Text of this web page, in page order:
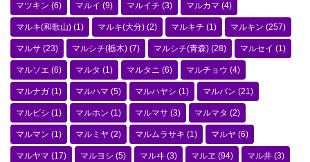
マツキン (6) マルイ (9) マルイチ (3) マルカマ (4)
マルキ(和歌山) (1) マルキ(大分) (2) マルキチ (1) マルキン (257)
マルサ (23) マルシチ(栃木) (7) マルシチ(青森) (28) マルセイ (1)
マルソエ (6) マルタ (1) マルタニ (6) マルチョウ (4)
マルナガ (1) マルハマ (5) マルハヤシ (1) マルバン (21)
マルビシ (1) マルホン (1) マルマサ (3) マルマタ (2)
マルマン (1) マルミヤ (2) マルムラサキ (1) マルヤ (6)
マルヤマ (17) マルヨシ (5) マルヰ (3) マルヱ (94) マル井 (3)